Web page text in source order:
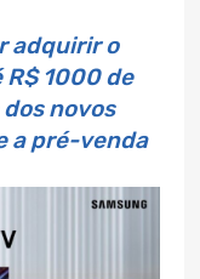
adquirir o
1000 de
novos
a pré-venda